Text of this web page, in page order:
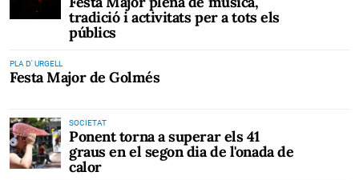
tradició i activitats per a tots els
públics
PLA D' URGELL
Festa Major de Golmés
SOCIETAT
Ponent torna a superar els 41
graus en el segon dia de l'onada de
calor